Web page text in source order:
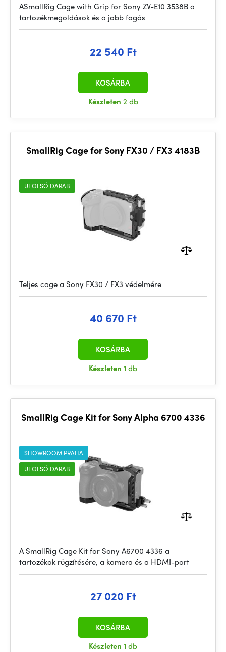
ASmallRig Cage with Grip for Sony ZV-E10 3538B a
tartozékmegoldások és a jobb fogás
22 540 Ft
Készleten 2 db
KOSÁRBA
SmallRig Cage for Sony FX30 / FX3 4183B
UTOLSÓ DARAB
Teljes cage a Sony FX30 / FX3 védelmére
40 670 Ft
Készleten 1 db
KOSÁRBA
SmallRig Cage Kit for Sony Alpha 6700 4336
SHOWROOM PRAHA
UTOLSÓ DARAB
A SmallRig Cage Kit for Sony A6700 4336 a
tartozékok rögzítésére, a kamera és a HDMI-port
27 020 Ft
Készleten 1 db
KOSÁRBA